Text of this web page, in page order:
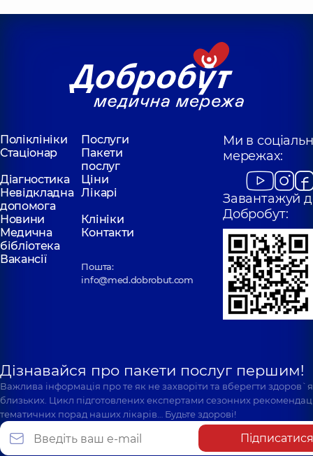
Поліклініки
Послуги
Стаціонар
Пакети
послуг
Діагностика
Ціни
Невідкладна
допомога
Лікарі
Новини
Клініки
Медична
бібліотека
Контакти
Вакансії
Пошта:
info@med.dobrobut.com
Ми в
мережах:
Завантажуй
Добробут:
Дізнавайся про пакети послуг першим!
Важлива інформація про те як не захворіти та вберегти
близьких. Цикл підготовлених експертами сезонних
тематичних порад наших лікарів… Будьте здорові!
Підписатися